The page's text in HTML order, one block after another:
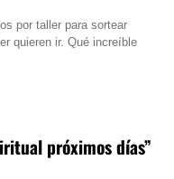
por taller para sortear
quieren ir. Qué increíble
próximos días”